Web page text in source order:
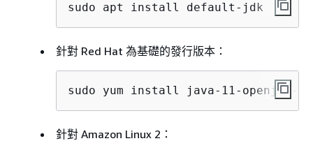
sudo apt install default-jdk
針對 Red Hat 為基礎的發行版本：
sudo yum install java-11-openjdk-
針對 Amazon Linux 2：